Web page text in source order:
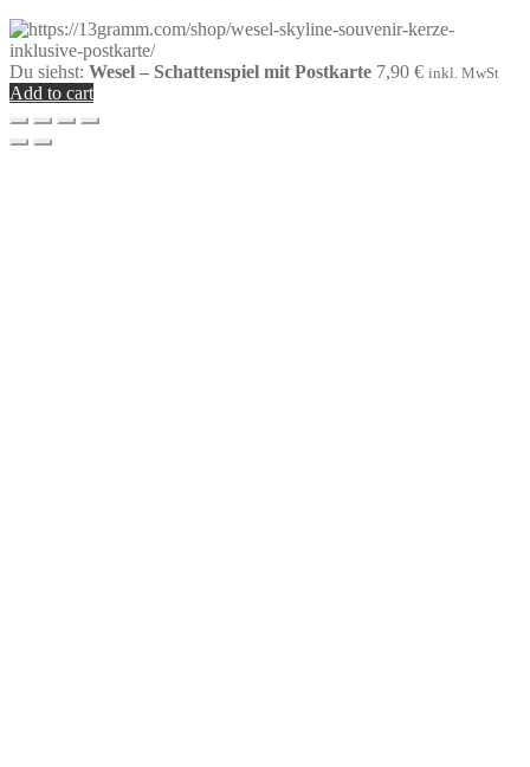
Du siehst: Wesel – Schattenspiel mit Postkarte 7,90 € inkl. MwSt
Add to cart